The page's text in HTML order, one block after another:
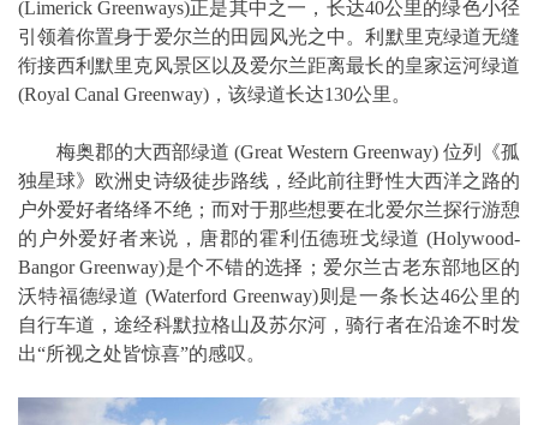
(Limerick Greenways)正是其中之一，长达40公里的绿色小径
引领着你置身于爱尔兰的田园风光之中。利默里克绿道无缝
衔接西利默里克风景区以及爱尔兰距离最长的皇家运河绿道
(Royal Canal Greenway)，该绿道长达130公里。
梅奥郡的大西部绿道 (Great Western Greenway) 位列《孤
独星球》欧洲史诗级徒步路线，经此前往野性大西洋之路的
户外爱好者络绎不绝；而对于那些想要在北爱尔兰探行游憩
的户外爱好者来说，唐郡的霍利伍德班戈绿道 (Holywood-
Bangor Greenway)是个不错的选择；爱尔兰古老东部地区的
沃特福德绿道 (Waterford Greenway)则是一条长达46公里的
自行车道，途经科默拉格山及苏尔河，骑行者在沿途不时发
出“所视之处皆惊喜”的感叹。